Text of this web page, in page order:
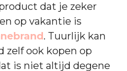
dat je zeker
op vakantie is
. Tuurlijk kan
zelf ook kopen op
is niet altijd degene